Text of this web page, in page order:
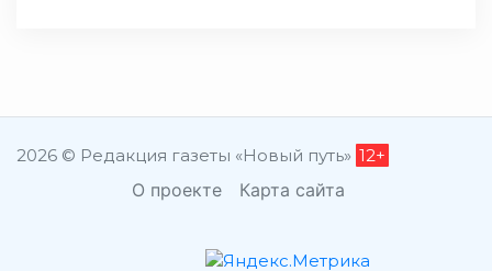
2026 © Редакция газеты «Новый путь» 12+
О проекте Карта сайта